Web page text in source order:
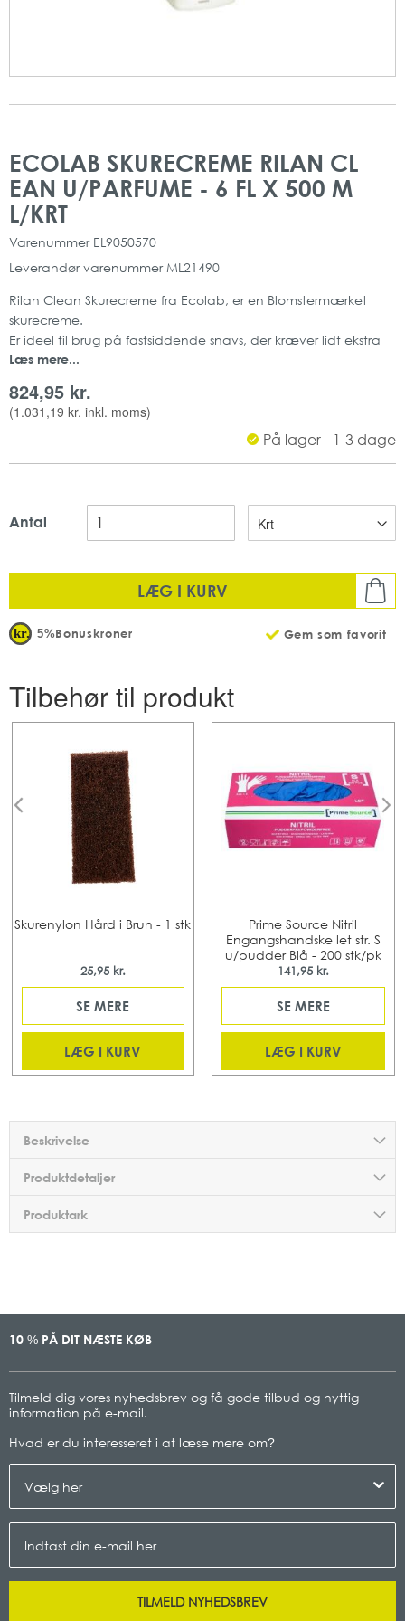
ECOLAB SKURECREME RILAN CL
EAN U/PARFUME - 6 FL X 500 M
L/KRT
Varenummer EL9050570
Leverandør varenummer ML21490
Rilan Clean Skurecreme fra Ecolab, er en Blomstermærket
skurecreme.
Er ideel til brug på fastsiddende snavs, der kræver lidt ekstra
skrubning.
skånsomt.
pH-værdi_ 10,2
Læs mere...
824,95 kr.
(1.031,19 kr. inkl. moms)
På lager - 1-3 dage
Antal
LÆG I KURV
Gem som favorit
5%Bonuskroner
slutningen
af
billedgalleriet
starten
af
billedgalleriet
Tilbehør til produkt
Skurenylon Hård i Brun - 1 stk
25,95 kr.
SE MERE
LÆG I KURV
Prime Source Nitril
Engangshandske let str. S
u/pudder Blå - 200 stk/pk
141,95 kr.
SE MERE
LÆG I KURV
Beskrivelse
Produktdetaljer
Produktark
10 % PÅ DIT NÆSTE KØB
Tilmeld dig vores nyhedsbrev og få gode tilbud og nyttig
information på e-mail.
Hvad er du interesseret i at læse mere om?
TILMELD NYHEDSBREV